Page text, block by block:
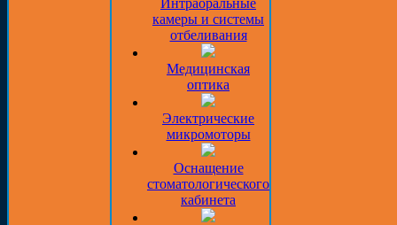
Интраоральные
камеры и системы
отбеливания
Медицинская
оптика
Электрические
микромоторы
Оснащение
стоматологического
кабинета